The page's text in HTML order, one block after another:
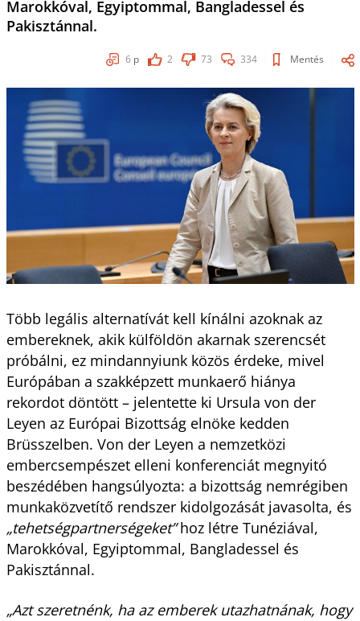
Marokkóval, Egyiptommal, Bangladessel és
Pakisztánnal.
6 p 2 73 334 Mentés
Több legális alternatívát kell kínálni azoknak az
embereknek, akik külföldön akarnak szerencsét
próbálni, ez mindannyiunk közös érdeke, mivel
Európában a szakképzett munkaerő hiánya
rekordot döntött – jelentette ki Ursula von der
Leyen az Európai Bizottság elnöke kedden
Brüsszelben. Von der Leyen a nemzetközi
embercsempészet elleni konferenciát megnyitó
beszédében hangsúlyozta: a bizottság nemrégiben
munkaközvetítő rendszer kidolgozását javasolta, és
„tehetségpartnerségeket”hoz létre Tunéziával,
Marokkóval, Egyiptommal, Bangladessel és
Pakisztánnal.
„Azt szeretnénk, ha az emberek utazhatnának, hogy